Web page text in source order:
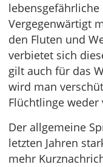
lebensgefährliche
Vergegenwärtigt
den Fluten und
verbietet sich
gilt auch für das
wird man
Flüchtlinge
Der allgemeine
letzten Jahren
mehr